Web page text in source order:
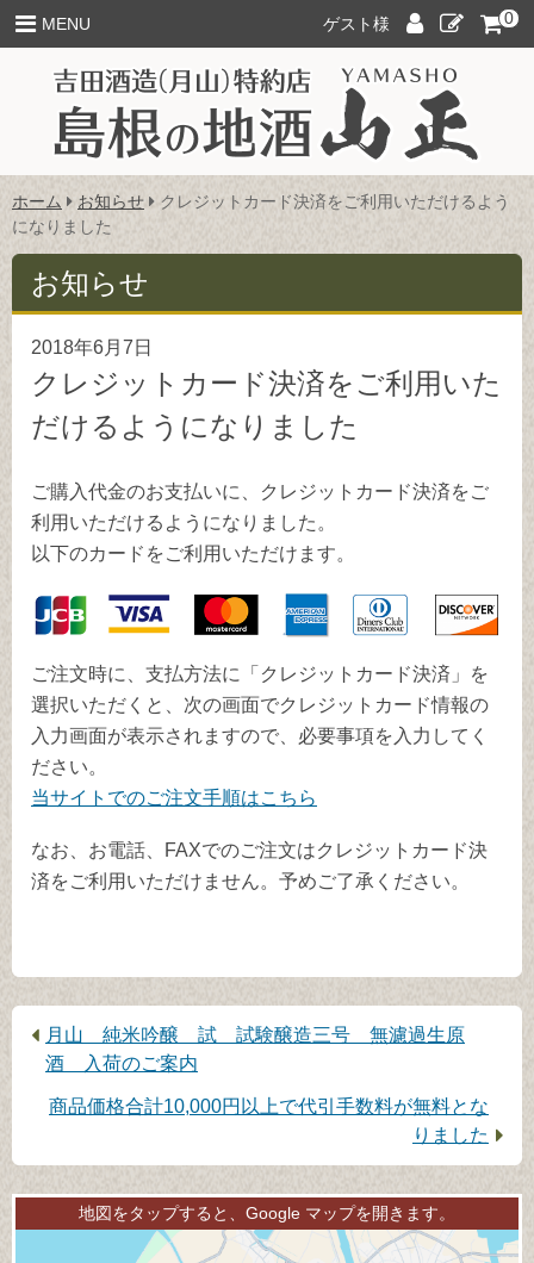
このページの本文へゲスト様
ロ
ン
新
0
MENU
こ
の
ペ
ホーム お知らせ
クレジットカード決済をご利用いただけるよう
になりました
お知らせ
2018年6月7日
クレジットカード決済をご利用いた
だけるようになりました
ご購入代金のお支払いに、クレジットカード決済をご
利用いただけるようになりました。
以下のカードをご利用いただけます。
ご注文時に、支払方法に「クレジットカード決済」を
選択いただくと、次の画面でクレジットカード情報の
入力画面が表示されますので、必要事項を入力してく
ださい。
当サイトでのご注文手順はこちら
なお、お電話、FAXでのご注文はクレジットカード決
済をご利用いただけません。予めご了承ください。
前
の
記
事：
月山 純米吟醸 試 試験醸造三号 無濾過生原
酒 入荷のご案内
次
記
事：
商品価格合計10,000円以上で代引手数料が無料とな
りました
地図をタップすると、Google マップを開きます。